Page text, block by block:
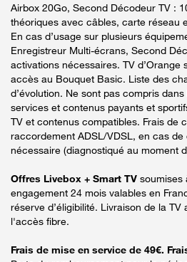
Airbox 20Go, Second Décodeur TV :
théoriques avec câbles, carte réseau
En cas d’usage sur plusieurs
Enregistreur Multi-écrans, Second
activations nécessaires. TV d’Orange
accès au Bouquet Basic. Liste des
d’évolution. Ne sont pas compris
services et contenus payants et
TV et contenus compatibles. Frais de
raccordement ADSL/VDSL, en cas
nécessaire (diagnostiqué au moment
Offres Livebox + Smart TV soumises
engagement 24 mois valables en
réserve d’éligibilité. Livraison de la
l'accès fibre.
Frais de mise en service de 49€.